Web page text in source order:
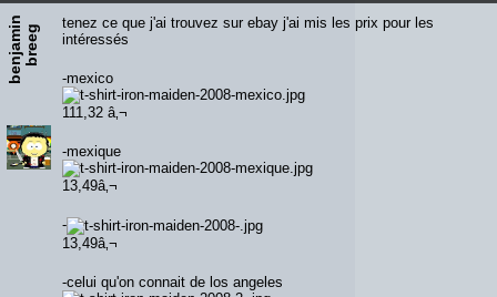
b
e
n
j
a
mi
n
b
r
e
eg
tenez ce que j'ai trouvez sur ebay j'ai mis les prix pour les
intéressés
-mexico
111,32 â‚¬
-mexique
13,49â‚¬
-
13,49â‚¬
-celui qu'on connait de los angeles